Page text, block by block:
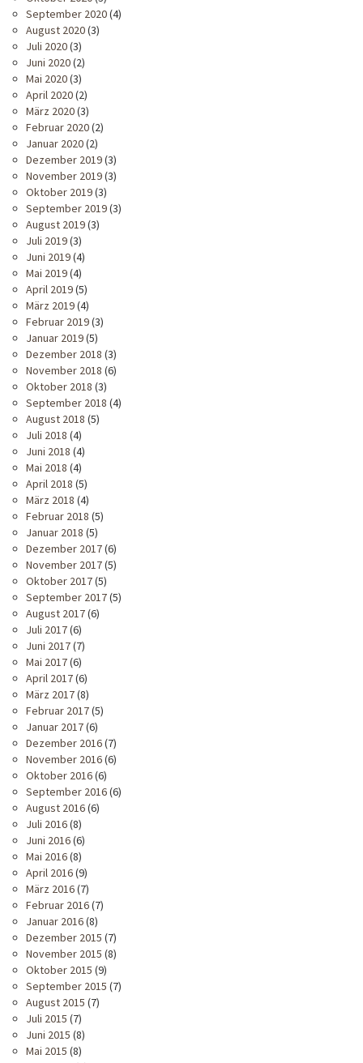
September 2020(4)
August 2020(3)
Juli 2020(3)
Juni 2020(2)
Mai 2020(3)
April 2020(2)
März 2020(3)
Februar 2020(2)
Januar 2020(2)
Dezember 2019(3)
November 2019(3)
Oktober 2019(3)
September 2019(3)
August 2019(3)
Juli 2019(3)
Juni 2019(4)
Mai 2019(4)
April 2019(5)
März 2019(4)
Februar 2019(3)
Januar 2019(5)
Dezember 2018 (3)
November 2018 (6)
Oktober 2018 (3)
September 2018 (4)
August 2018 (5)
Juli 2018 (4)
Juni 2018 (4)
Mai 2018 (4)
April 2018 (5)
März 2018 (4)
Februar 2018 (5)
Januar 2018 (5)
Dezember 2017(6)
November 2017(5)
Oktober 2017(5)
September 2017(5)
August 2017(6)
Juli 2017(6)
Juni 2017(7)
Mai 2017(6)
April 2017(6)
März 2017(8)
Februar 2017(5)
Januar 2017(6)
Dezember 2016(7)
November 2016(6)
Oktober 2016(6)
September 2016(6)
August 2016(6)
Juli 2016(8)
Juni 2016(6)
Mai 2016(8)
April 2016(9)
März 2016(7)
Februar 2016(7)
Januar 2016(8)
Dezember 2015 (7)
November 2015 (8)
Oktober 2015 (9)
September 2015 (7)
August 2015 (7)
Juli 2015 (7)
Juni 2015 (8)
Mai 2015 (8)